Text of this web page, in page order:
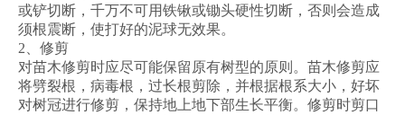
或铲切断，千万不可用铁锹或锄头硬性切断，否则会造成
须根震断，使打好的泥球无效果。
2、修剪
对苗木修剪时应尽可能保留原有树型的原则。苗木修剪应
将劈裂根，病毒根，过长根剪除，并根据根系大小，好坏
对树冠进行修剪，保持地上地下部生长平衡。修剪时剪口